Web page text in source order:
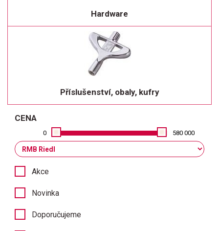
Hardware
Příslušenství, obaly, kufry
CENA
0 580 000
Akce
Novinka
Doporučujeme